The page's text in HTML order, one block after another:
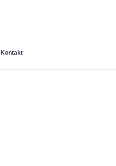
Kontakt